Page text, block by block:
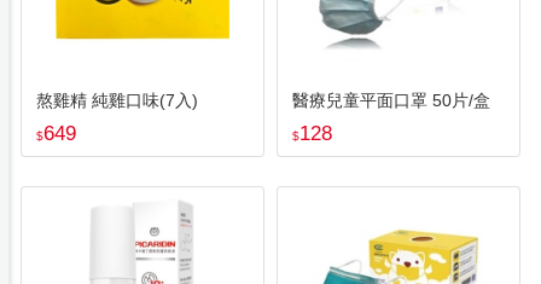
熬雞精 純雞口味(7入)
$649
醫療兒童平面口罩 50片/盒
$128